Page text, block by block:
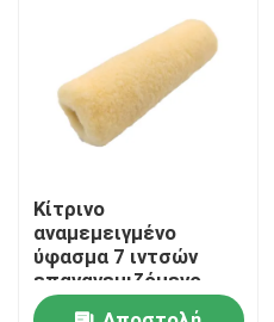
Κίτρινο
αναμεμειγμένο
ύφασμα 7 ιντσών
επαναγεμιζόμενο
κύλινδρο βαφής με